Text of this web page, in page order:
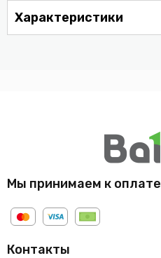
Характеристики
Мы принимаем к оплате
Контакты